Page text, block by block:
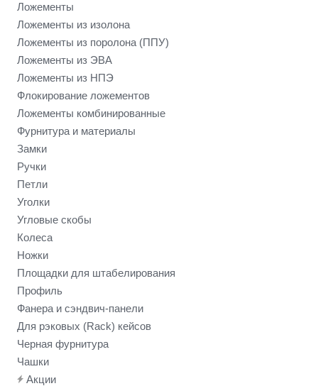
Ложементы
Ложементы из изолона
Ложементы из поролона (ППУ)
Ложементы из ЭВА
Ложементы из НПЭ
Флокирование ложементов
Ложементы комбинированные
Фурнитура и материалы
Замки
Ручки
Петли
Уголки
Угловые скобы
Колеса
Ножки
Площадки для штабелирования
Профиль
Фанера и сэндвич-панели
Для рэковых (Rack) кейсов
Черная фурнитура
Чашки
Акции